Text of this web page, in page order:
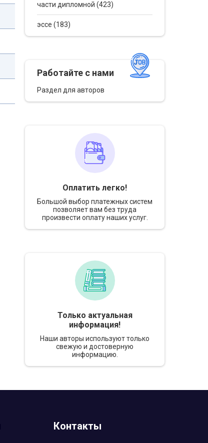
части дипломной (423)
эссе (183)
Работайте с нами
Раздел для авторов
Оплатить легко!
Большой выбор платежных систем
позволяет вам без труда
произвести оплату наших услуг.
Только актуальная
информация!
Наши авторы используют только
свежую и достоверную
информацию.
Контакты